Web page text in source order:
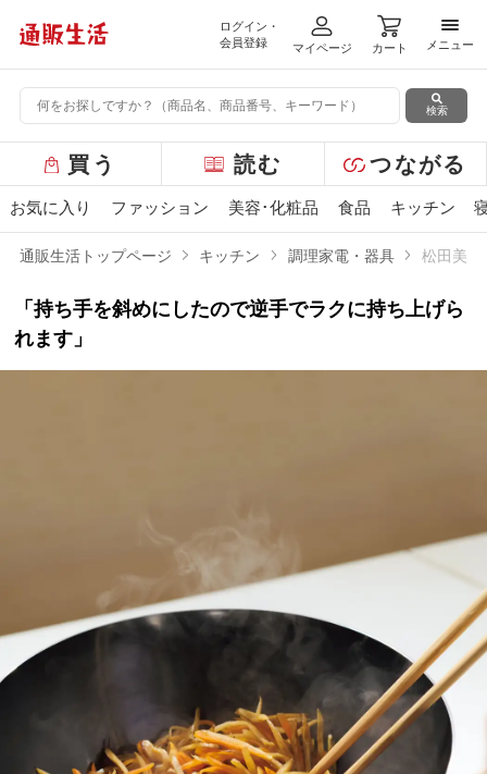
ログイン・
会員登録
マイページ カート
メニ
メニュー
検索
ー
バ
ー
買う 読む つながる
お気に入り ファッション 美容･化粧品 食品 キッチン
通販生活トップページ キッチン 調理家電・器具 松田美智
「持ち手を斜めにしたので逆手でラクに持ち上げら
れます」